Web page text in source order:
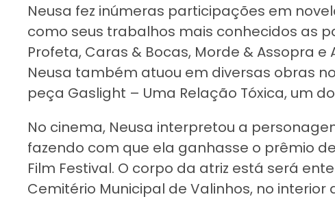
Neusa fez inúmeras participações em
como seus trabalhos mais conhecidos as
Profeta, Caras & Bocas, Morde & Assopra
Neusa também atuou em diversas obras
peça Gaslight – Uma Relação Tóxica, um
No cinema, Neusa interpretou a
fazendo com que ela ganhasse o prêmio
Film Festival. O corpo da atriz está será
Cemitério Municipal de Valinhos, no interior